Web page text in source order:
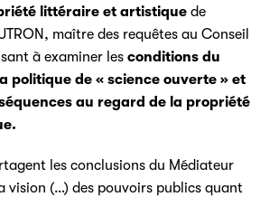
littéraire et artistique de
maître des requêtes au Conseil
à examiner les conditions du
politique de « science ouverte » et
au regard de la propriété
les conclusions du Médiateur
vision (…) des pouvoirs publics quant